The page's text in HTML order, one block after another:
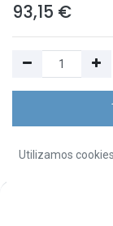
93,15 €
Añadir a
¡Ups! Nos
contáctanos para
Utilizamos